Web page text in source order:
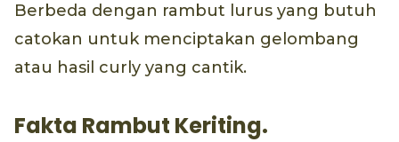
Berbeda dengan rambut lurus yang butuh
catokan untuk menciptakan gelombang
atau hasil curly yang cantik.
Fakta Rambut Keriting.